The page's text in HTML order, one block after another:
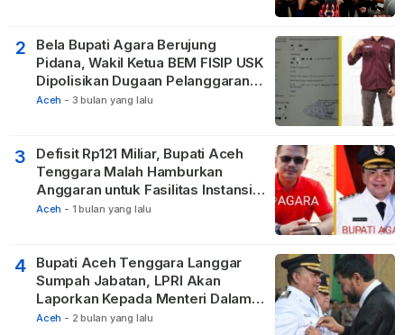
2
Bela Bupati Agara Berujung
Pidana, Wakil Ketua BEM FISIP USK
Dipolisikan Dugaan Pelanggaran
Privasi dan UU ITE
Aceh - 3 bulan yang lalu
3
Defisit Rp121 Miliar, Bupati Aceh
Tenggara Malah Hamburkan
Anggaran untuk Fasilitas Instansi
Vertikal
Aceh - 1 bulan yang lalu
4
Bupati Aceh Tenggara Langgar
Sumpah Jabatan, LPRI Akan
Laporkan Kepada Menteri Dalam
Negeri
Aceh - 2 bulan yang lalu